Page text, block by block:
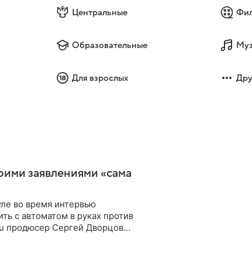
Центральные
Образовательные
Для взрослых
заявлениями «сама
во время интервью
с автоматом в руках против
продюсер Сергей Дворцов